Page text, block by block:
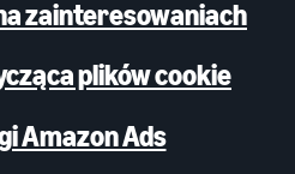
zainteresowaniach
plików cookie
Amazon Ads